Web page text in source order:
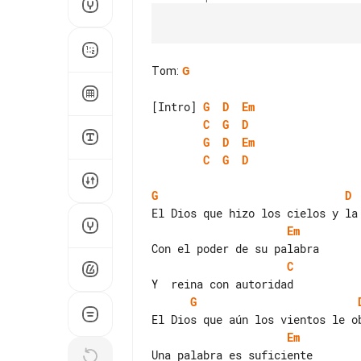
Tom: G
[Intro] G D
Em
C
G
D
G
D
Em
C
G D
G D
Em
C
G
Em